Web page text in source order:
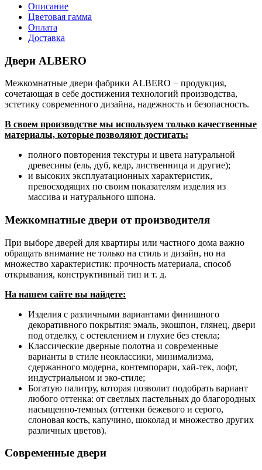
Описание
Цветовая гамма
Оплата
Доставка
Двери ALBERO
Межкомнатные двери фабрики ALBERO − продукция,
сочетающая в себе достижения технологий производства,
эстетику современного дизайна, надежность и безопасность.
В своем производстве мы используем только качественные
материалы, которые позволяют достигать:
полного повторения текстуры и цвета натуральной
древесины (ель, дуб, кедр, лиственница и другие);
и высоких эксплуатационных характеристик,
превосходящих по своим показателям изделия из
массива и натурального шпона.
Межкомнатные двери от производителя
При выборе дверей для квартиры или частного дома важно
обращать внимание не только на стиль и дизайн, но на
множество характеристик: прочность материала, способ
открывания, конструктивный тип и т. д.
На нашем сайте вы найдете:
Изделия с различными вариантами финишного
декоративного покрытия: эмаль, экошпон, глянец, двери
под отделку, с остеклением и глухие без стекла;
Классические дверные полотна и современные
варианты в стиле неоклассики, минимализма,
сдержанного модерна, контемпорари, хай-тек, лофт,
индустриальном и эко-стиле;
Богатую палитру, которая позволит подобрать вариант
любого оттенка: от светлых пастельных до благородных
насыщенно-темных (оттенки бежевого и серого,
слоновая кость, капучино, шоколад и множество других
различных цветов).
Современные двери